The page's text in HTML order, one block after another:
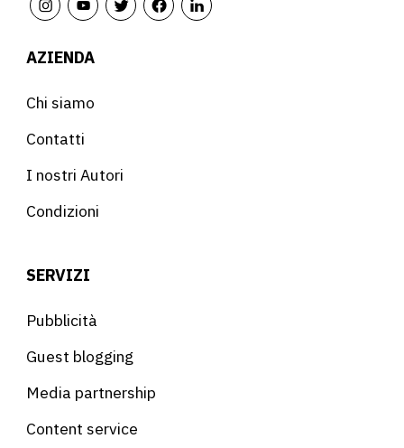
AZIENDA
Chi siamo
Contatti
I nostri Autori
Condizioni
SERVIZI
Pubblicità
Guest blogging
Media partnership
Content service